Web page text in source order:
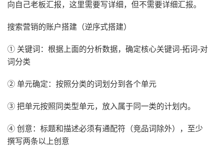
向自己老板汇报，这里需要写详细，但不需要详细汇报。
搜索营销的账户搭建（逆序式搭建）
① 关键词：根据上面的分析数据，确定核心关键词-拓词-对
词分类
② 单元确定：按照分类的词划分到各个单元
③ 把单元按照同类型单元，放入属于同一类的计划内。
④ 创意：标题和描述必须有通配符（竞品词除外），至少
撰写两条以上创意